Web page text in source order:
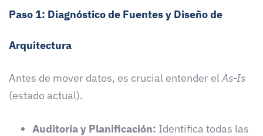
Paso 1: Diagnóstico de Fuentes y Diseño de
Arquitectura
Antes de mover datos, es crucial entender elAs-Is
(estado actual).
Auditoría y Planificación: Identifica todas las